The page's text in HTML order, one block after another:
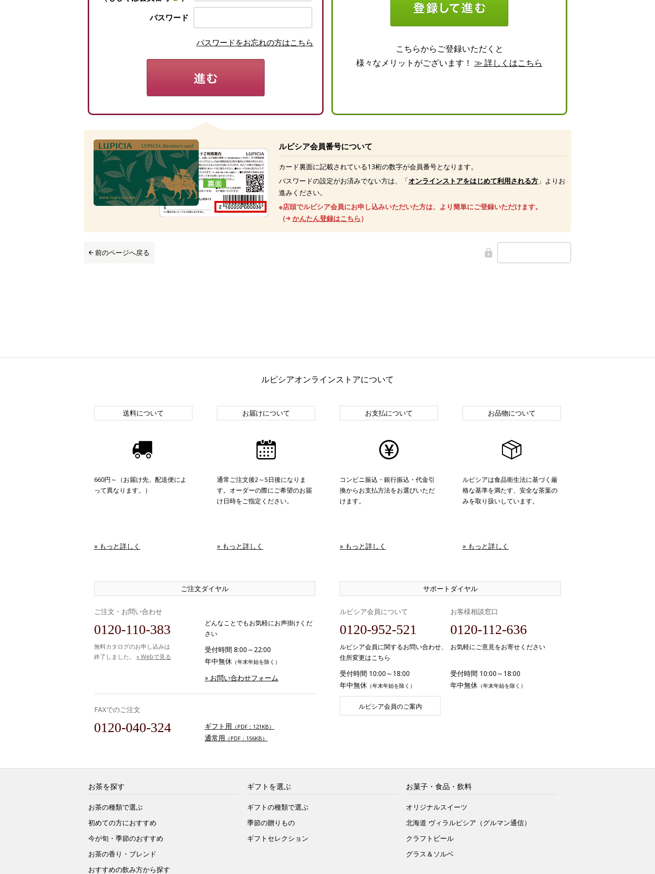
パスワード
パスワードをお忘れの方はこちら
こちらからご登録いただくと
様々なメリットがございます！ ≫ 詳しくはこちら
ルピシア会員番号について
カード裏面に記載されている13桁の数字が会員番号となります。
パスワードの設定がお済みでない方は、「オンラインストアをはじめて利用される方 」よりお
進みください。
※店頭でルピシア会員にお申し込みいただいた方は、より簡単にご登録いただけます。
（
かんたん登録はこちら）
前のページへ戻る
ルピシアオンラインストアについて
送料について
660円～（お届け先、配送便によ
って異なります。）
» もっと詳しく
お届けについて
通常ご注文後2～5日後になりま
す。オーダーの際にご希望のお届
け日時をご指定ください。
» もっと詳しく
お支払について
コンビニ振込・銀行振込・代金引
換からお支払方法をお選びいただ
けます。
» もっと詳しく
お品物について
ルピシアは食品衛生法に基づく厳
格な基準を満たす、安全な茶葉の
みを取り扱いしています。
» もっと詳しく
ご注文ダイヤル
ご注文・お問い合わせ
0120-110-383
無料カタログのお申し込みは
終了しました。 » Webで見る
どんなことでもお気軽にお声掛けくだ
さい
受付時間 8:00～22:00
年中無休 （年末年始を除く）
» お問い合わせフォーム
FAXでのご注文
0120-040-324 ギフト用 （PDF：121KB）
通常用 （PDF：156KB）
サポートダイヤル
ルピシア会員について
0120-952-521
ルピシア会員に関するお問い合わせ、
住所変更はこちら
受付時間 10:00～18:00
年中無休 （年末年始を除く）
ルピシア会員のご案内
お客様相談窓口
0120-112-636
お気軽にご意見をお寄せください
受付時間 10:00～18:00
年中無休 （年末年始を除く）
お茶を探す
お茶の種類で選ぶ
初めての方におすすめ
今が旬・季節のおすすめ
お茶の香り・ブレンド
おすすめの飲み方から探す
ギフトを選ぶ
ギフトの種類で選ぶ
季節の贈りもの
ギフトセレクション
お菓子・食品・飲料
オリジナルスイーツ
北海道 ヴィラルピシア（グルマン通信）
クラフトビール
グラス＆ソルベ